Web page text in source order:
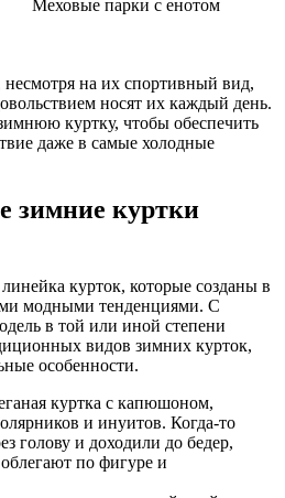
Меховые парки с енотом
на их спортивный вид,
носят их каждый день.
куртку, чтобы обеспечить
даже в самые холодные
зимние куртки
курток, которые созданы в
модными тенденциями. С
в той или иной степени
видов зимних курток,
особенности.
куртка с капюшоном,
и инуитов. Когда-то
голову и доходили до бедер,
по фигуре и